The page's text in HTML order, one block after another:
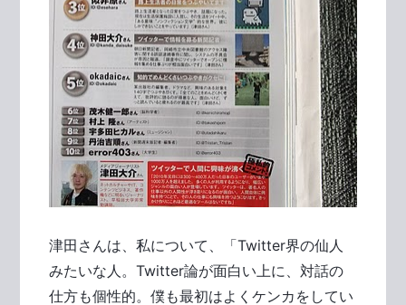
津田さんは、私について、「Twitter界の仙人
みたいな人。Twitter論が面白い上に、対話の
仕方も個性的。僕も最初はよくケンカをしてい